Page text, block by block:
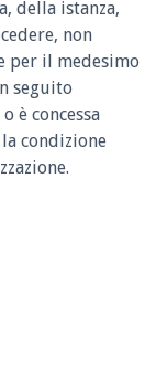
della istanza,
non
per il medesimo
seguito
è concessa
condizione